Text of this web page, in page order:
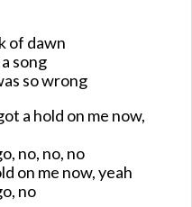
of dawn
song
so wrong
a hold on me now,
no, no, no
on me now, yeah
no